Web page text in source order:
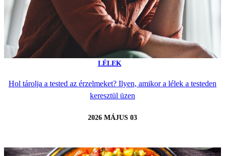
LÉLEK
Hol tárolja a tested az érzelmeket? Ilyen, amikor a lélek a testeden
keresztül üzen
2026 MÁJUS 03